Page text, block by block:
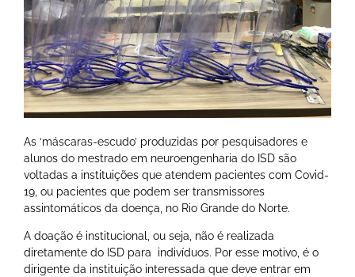
As ‘máscaras-escudo’ produzidas por pesquisadores e
alunos do mestrado em neuroengenharia do ISD são
voltadas a instituições que atendem pacientes com Covid-
19, ou pacientes que podem ser transmissores
assintomáticos da doença, no Rio Grande do Norte.
A doação é institucional, ou seja, não é realizada
diretamente do ISD para indivíduos. Por esse motivo, é o
dirigente da instituição interessada que deve entrar em